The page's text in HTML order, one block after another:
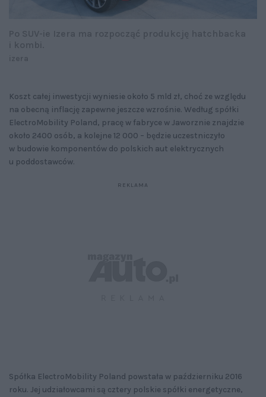
Koszt całej inwestycji wyniesie około 5 mld zł, choć ze względu
na obecną inflację zapewne jeszcze wzrośnie. Według spółki
ElectroMobility Poland, pracę w fabryce w Jaworznie znajdzie
około 2400 osób, a kolejne 12 000 – będzie uczestniczyło
w budowie komponentów do polskich aut elektrycznych
u poddostawców.
Spółka ElectroMobility Poland powstała w październiku 2016
roku. Jej udziałowcami są cztery polskie spółki energetyczne,